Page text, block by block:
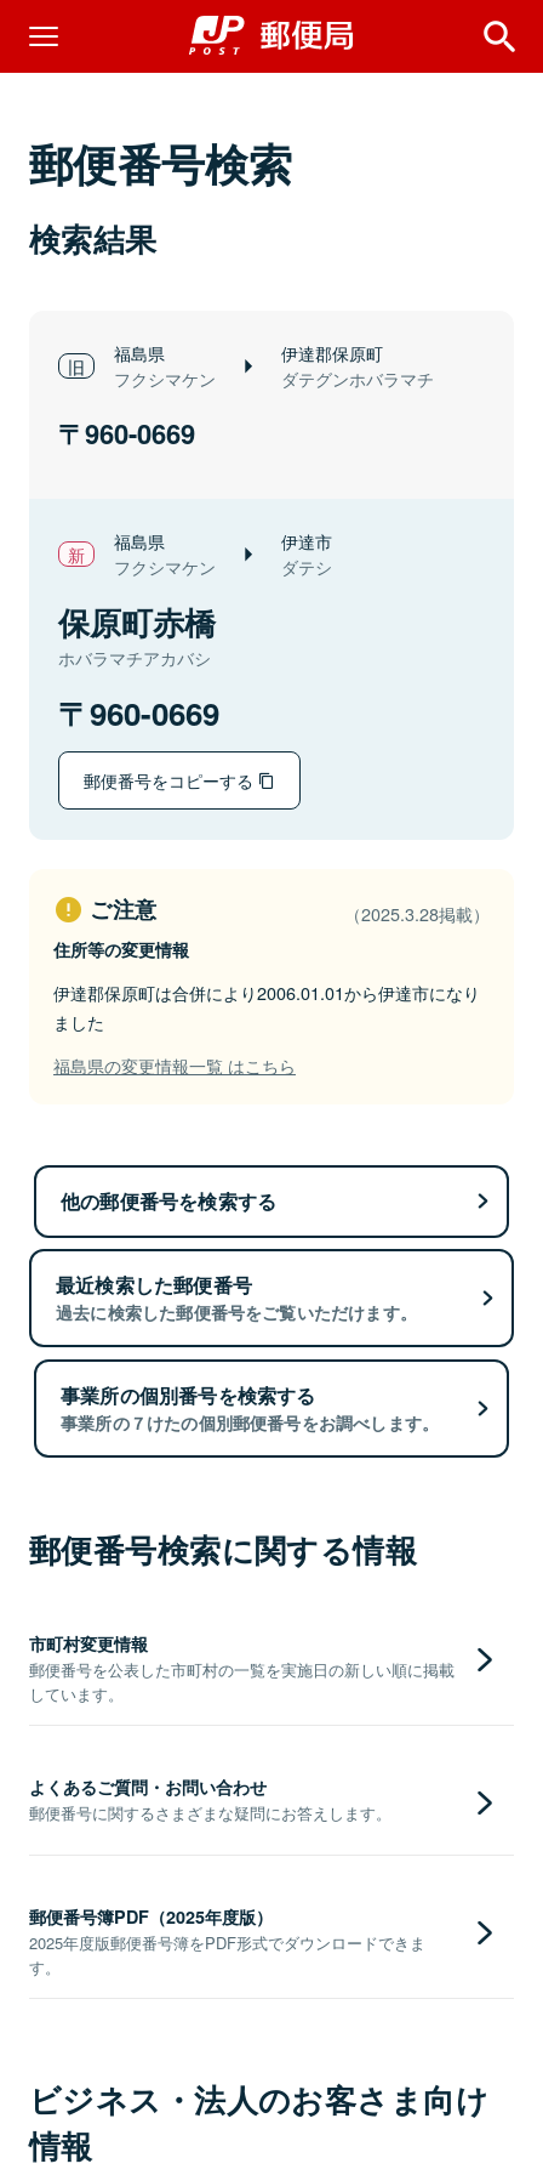
郵便番号検索
検索結果
福島県
フクシマケン
伊達郡保原町
ダテグンホバラマチ
960-0669
福島県
フクシマケン
伊達市
ダテシ
保原町赤橋
ホバラマチアカバシ
960-0669
郵便番号をコピーする
ご注意 （2025.3.28掲載）
住所等の変更情報
伊達郡保原町は合併により2006.01.01から伊達市になり
ました
福島県の変更情報一覧 はこちら
他の郵便番号を検索する
最近検索した郵便番号
過去に検索した郵便番号をご覧いただけます。
事業所の個別番号を検索する
事業所の７けたの個別郵便番号をお調べします。
郵便番号検索に関する情報
市町村変更情報
郵便番号を公表した市町村の一覧を実施日の新しい順に掲載
しています。
よくあるご質問・お問い合わせ
郵便番号に関するさまざまな疑問にお答えします。
郵便番号簿PDF（2025年度版）
2025年度版郵便番号簿をPDF形式でダウンロードできま
す。
ビジネス・法人のお客さま向け
情報